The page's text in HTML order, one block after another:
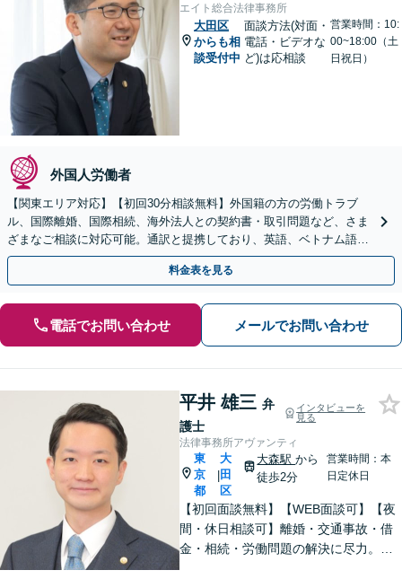
エイト総合法律事務所
大田区
からも相
談受付中
面談方法(対面・
電話・ビデオな
ど)は応相談
営業時間：10:
00~18:00（土
日祝日）
外国人労働者
【関東エリア対応】【初回30分相談無料】外国籍の方の労働トラブ
ル、国際離婚、国際相続、海外法人との契約書・取引問題など、さま
ざまなご相談に対応可能。通訳と提携しており、英語、ベトナム語、
中国語、タイ語等対応可能です（通訳料別途）。
料金表を見る
電話でお問い合わせ メールでお問い合わせ
平井 雄三 弁
護士
インタビューを
見る
法律事務所アヴァンティ
東
京
都
|
大
田
区
大森駅から
徒歩2分
営業時間：本
日定休日
【初回面談無料】【WEB面談可】【夜
間・休日相談可】離婚・交通事故・借
金・相続・労働問題の解決に尽力。